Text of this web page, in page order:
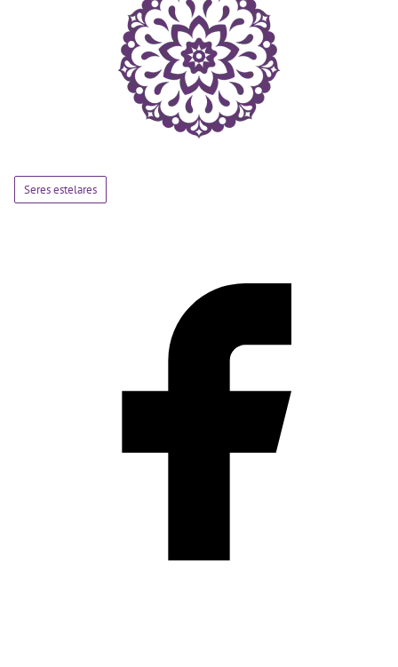
Seres estelares